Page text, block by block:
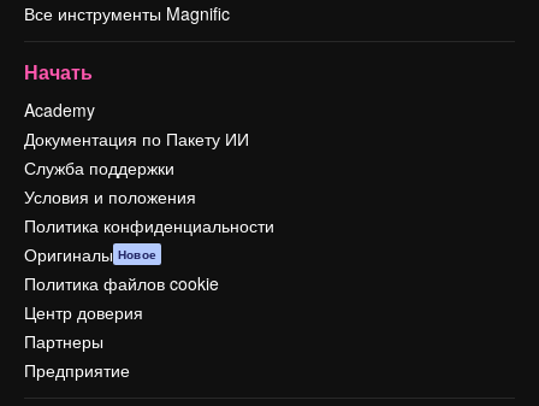
Все инструменты Magnific
Начать
Academy
Документация по Пакету ИИ
Служба поддержки
Условия и положения
Политика конфиденциальности
Оригиналы Новое
Политика файлов cookie
Центр доверия
Партнеры
Предприятие